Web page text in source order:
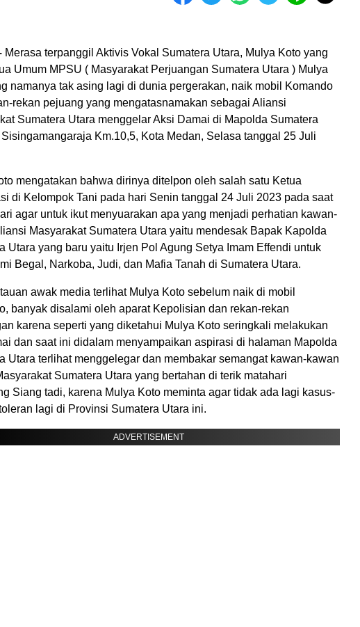
Merasa terpanggil Aktivis Vokal Sumatera Utara, Mulya Koto yang
Umum MPSU ( Masyarakat Perjuangan Sumatera Utara ) Mulya
namanya tak asing lagi di dunia pergerakan, naik mobil Komando
rekan pejuang yang mengatasnamakan sebagai Aliansi
Sumatera Utara menggelar Aksi Damai di Mapolda Sumatera
Km.10,5, Kota Medan, Selasa tanggal 25 Juli
mengatakan bahwa dirinya ditelpon oleh salah satu Ketua
di Kelompok Tani pada hari Senin tanggal 24 Juli 2023 pada saat
agar untuk ikut menyuarakan apa yang menjadi perhatian kawan-
Masyarakat Sumatera Utara yaitu mendesak Bapak Kapolda
Utara yang baru yaitu Irjen Pol Agung Setya Imam Effendi untuk
Begal, Narkoba, Judi, dan Mafia Tanah di Sumatera Utara.
awak media terlihat Mulya Koto sebelum naik di mobil
banyak disalami oleh aparat Kepolisian dan rekan-rekan
karena seperti yang diketahui Mulya Koto seringkali melakukan
dan saat ini didalam menyampaikan aspirasi di halaman Mapolda
Utara terlihat menggelegar dan membakar semangat kawan-kawan
Sumatera Utara yang bertahan di terik matahari
Siang tadi, karena Mulya Koto meminta agar tidak ada lagi kasus-
lagi di Provinsi Sumatera Utara ini.
ADVERTISEMENT